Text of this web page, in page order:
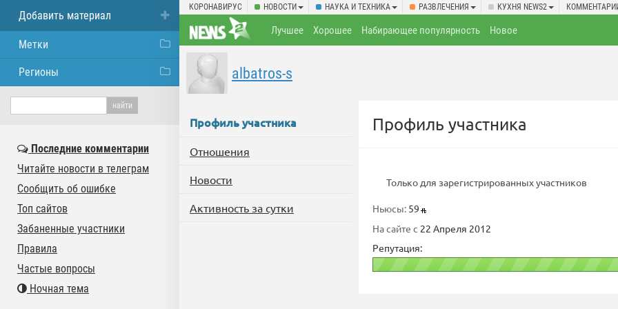
КОРОНАВИРУС НОВОСТИ НАУКА И ТЕХНИКА РАЗВЛЕЧЕНИЯ КУХНЯ NEWS2
Лучшее Хорошее Набирающее популярность Новое
albatros-s
Профиль участника
Отношения
Новости
Активность за сутки
Профиль участника
Только для зарегистрированных участников
Ньюсы: 59
На сайте с 22 Апреля 2012
Репутация:
Добавить материал
Метки
Регионы
Последние комментарии
Читайте новости в телеграм
Сообщить об ошибке
Топ сайтов
Забаненные участники
Правила
Частые вопросы
Ночная тема